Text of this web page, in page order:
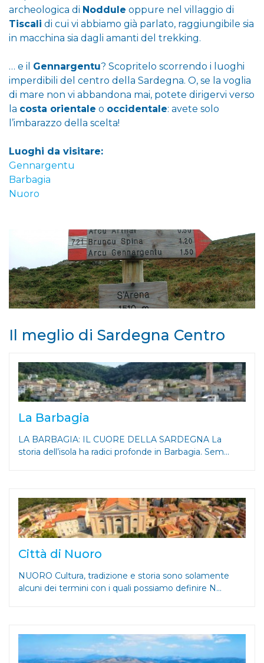
archeologica di Noddule oppure nel villaggio di
Tiscali di cui vi abbiamo già parlato, raggiungibile sia
in macchina sia dagli amanti del trekking.
… e il Gennargentu? Scopritelo scorrendo i luoghi
imperdibili del centro della Sardegna. O, se la voglia
di mare non vi abbandona mai, potete dirigervi verso
la costa orientale o occidentale: avete solo
l’imbarazzo della scelta!
Luoghi da visitare:
Gennargentu
Barbagia
Nuoro
Il meglio di Sardegna Centro
La Barbagia
LA BARBAGIA: IL CUORE DELLA SARDEGNA La
storia dell’isola ha radici profonde in Barbagia. Sem...
Città di Nuoro
NUORO Cultura, tradizione e storia sono solamente
alcuni dei termini con i quali possiamo definire N...